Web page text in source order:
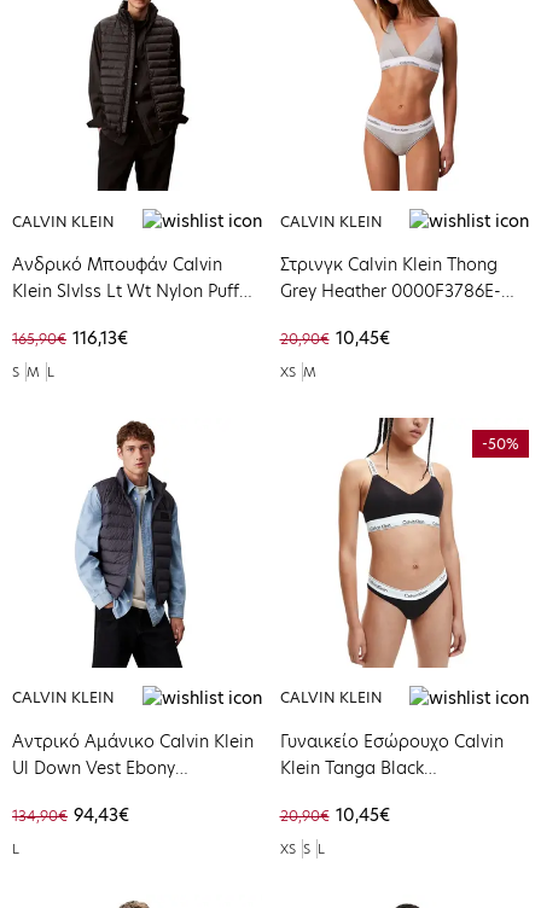
CALVIN KLEIN
Ανδρικό Μπουφάν Calvin
Klein Slvlss Lt Wt Nylon Puffer
165,90€ 116,13€
S M L
CALVIN KLEIN
Στρινγκ Calvin Klein Thong
Grey Heather 0000F3786E-
20,90€ 10,45€
XS M
CALVIN KLEIN
Αντρικό Αμάνικο Calvin Klein
Ul Down Vest Ebony
134,90€ 94,43€
L
-50%
CALVIN KLEIN
Γυναικείο Εσώρουχο Calvin
Klein Tanga Black
20,90€ 10,45€
XS S L